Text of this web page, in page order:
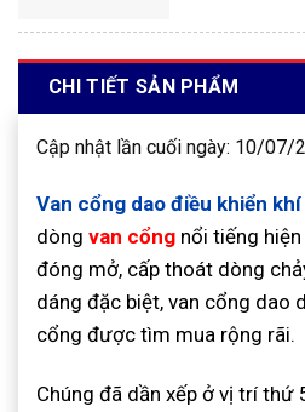
CHI TIẾT SẢN PHẨM
Cập nhật lần cuối ngày: 10/07/
Van cổng dao điều khiển
dòng van cổng nổi tiếng
đóng mở, cấp thoát dòng
dáng đặc biệt, van cổng dao
cổng được tìm mua rộng rãi.
Chúng đã dần xếp ở vị trí